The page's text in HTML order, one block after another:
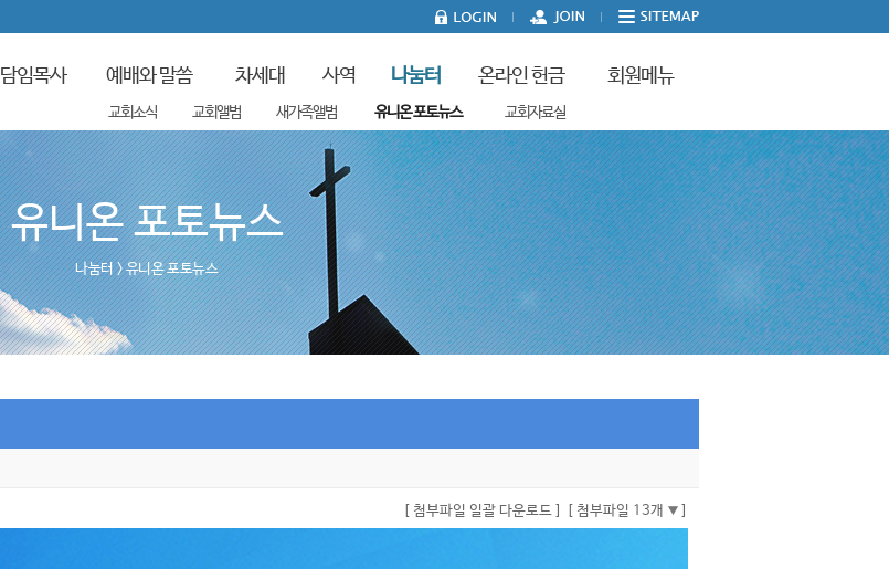
교회소식 교회앨범 새가족앨범 유니온 포토뉴스 교회자료실
담임목사 예배와 말씀 차세대 사역 나눔터 온라인 헌금 회원메뉴
유니온 포토뉴스
나눔터> 유니온 포토뉴스
[ 첨부파일 일괄 다운로드 ] [ 첨부파일 13개